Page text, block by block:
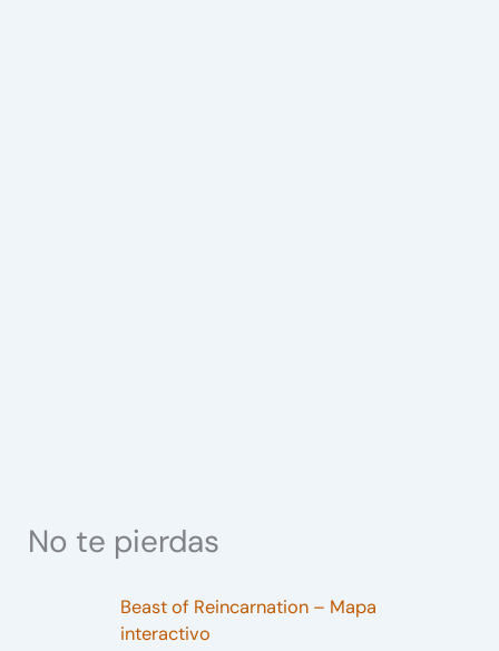
No te pierdas
Beast of Reincarnation – Mapa
interactivo